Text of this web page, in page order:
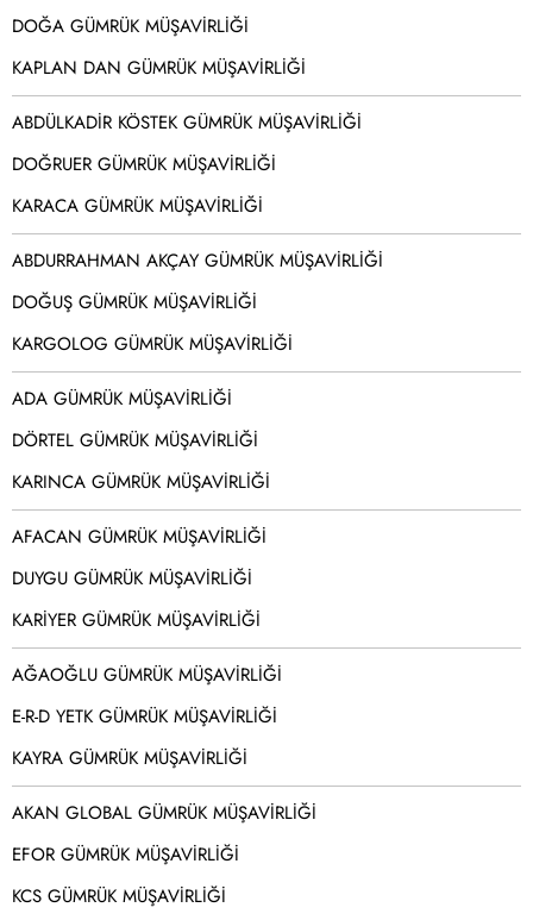
DOĞA GÜMRÜK MÜŞAVİRLİĞİ
KAPLAN DAN GÜMRÜK MÜŞAVİRLİĞİ
ABDÜLKADİR KÖSTEK GÜMRÜK MÜŞAVİRLİĞİ
DOĞRUER GÜMRÜK MÜŞAVİRLİĞİ
KARACA GÜMRÜK MÜŞAVİRLİĞİ
ABDURRAHMAN AKÇAY GÜMRÜK MÜŞAVİRLİĞİ
DOĞUŞ GÜMRÜK MÜŞAVİRLİĞİ
KARGOLOG GÜMRÜK MÜŞAVİRLİĞİ
ADA GÜMRÜK MÜŞAVİRLİĞİ
DÖRTEL GÜMRÜK MÜŞAVİRLİĞİ
KARINCA GÜMRÜK MÜŞAVİRLİĞİ
AFACAN GÜMRÜK MÜŞAVİRLİĞİ
DUYGU GÜMRÜK MÜŞAVİRLİĞİ
KARİYER GÜMRÜK MÜŞAVİRLİĞİ
AĞAOĞLU GÜMRÜK MÜŞAVİRLİĞİ
E-R-D YETK GÜMRÜK MÜŞAVİRLİĞİ
KAYRA GÜMRÜK MÜŞAVİRLİĞİ
AKAN GLOBAL GÜMRÜK MÜŞAVİRLİĞİ
EFOR GÜMRÜK MÜŞAVİRLİĞİ
KCS GÜMRÜK MÜŞAVİRLİĞİ